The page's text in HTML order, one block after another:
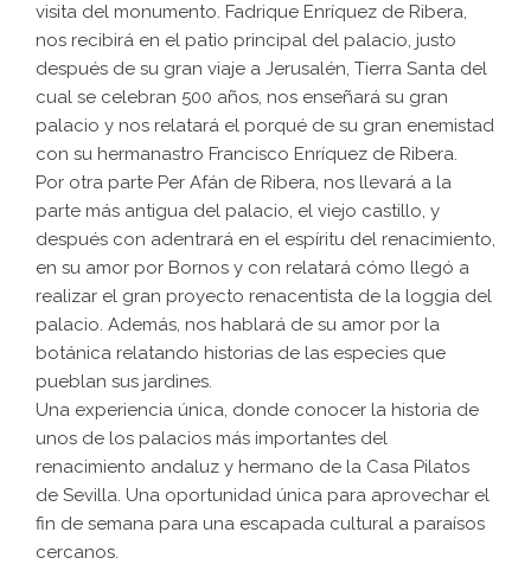
visita del monumento. Fadrique Enríquez de Ribera,
nos recibirá en el patio principal del palacio, justo
después de su gran viaje a Jerusalén, Tierra Santa del
cual se celebran 500 años, nos enseñará su gran
palacio y nos relatará el porqué de su gran enemistad
con su hermanastro Francisco Enríquez de Ribera.
Por otra parte Per Afán de Ribera, nos llevará a la
parte más antigua del palacio, el viejo castillo, y
después con adentrará en el espíritu del renacimiento,
en su amor por Bornos y con relatará cómo llegó a
realizar el gran proyecto renacentista de la loggia del
palacio. Además, nos hablará de su amor por la
botánica relatando historias de las especies que
pueblan sus jardines.
Una experiencia única, donde conocer la historia de
unos de los palacios más importantes del
renacimiento andaluz y hermano de la Casa Pilatos
de Sevilla. Una oportunidad única para aprovechar el
fin de semana para una escapada cultural a paraísos
cercanos.